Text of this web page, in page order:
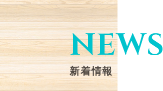
NEWS
新着情報